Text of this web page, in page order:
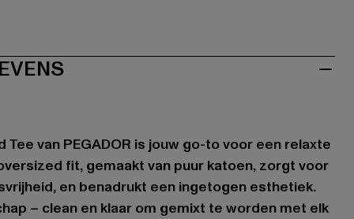
Tee van PEGADOR is jouw go-to voor een relaxte
fit, gemaakt van puur katoen, zorgt voor
en benadrukt een ingetogen esthetiek.
– clean en klaar om gemixt te worden met elk